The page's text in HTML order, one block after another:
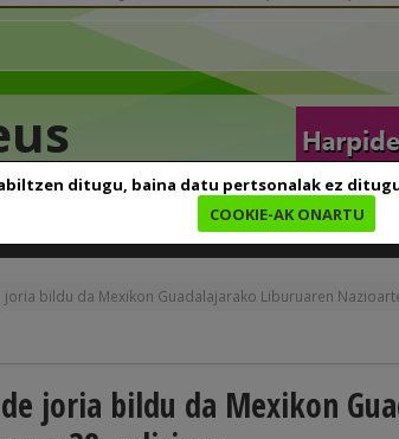
ditugu, baina datu pertsonalak ez
COOKIE-AK ONARTU
Euskara ikasten
bildu da Mexikon Guadalajarako Liburuaren
joria bildu da Mexikon